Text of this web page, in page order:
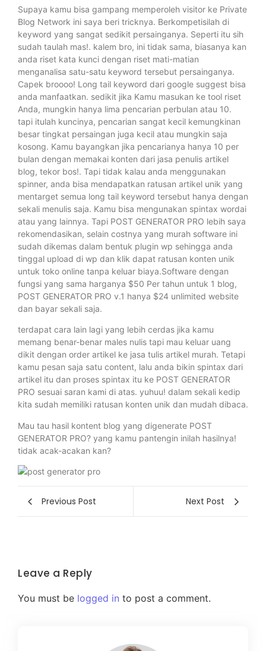
Supaya kamu bisa gampang memperoleh visitor ke Private
Blog Network ini saya beri tricknya. Berkompetisilah di
keyword yang sangat sedikit persainganya. Seperti itu sih
sudah taulah mas!. kalem bro, ini tidak sama, biasanya kan
anda riset kata kunci dengan riset mati-matian
menganalisa satu-satu keyword tersebut persainganya.
Capek broooo! Long tail keyword dari google suggest bisa
anda manfaatkan. sedikit jika Kamu masukan ke tool riset
Anda, mungkin hanya lima pencarian perbulan atau 10.
tapi itulah kuncinya, pencarian sangat kecil kemungkinan
besar tingkat persaingan juga kecil atau mungkin saja
kosong. Kamu bayangkan jika pencarianya hanya 10 per
bulan dengan memakai konten dari jasa penulis artikel
blog, tekor bos!. Tapi tidak kalau anda menggunakan
spinner, anda bisa mendapatkan ratusan artikel unik yang
mentarget semua long tail keyword tersebut hanya dengan
sekali menulis saja. Kamu bisa mengunakan spintax wordai
atau yang lainnya. Tapi POST GENERATOR PRO lebih saya
rekomendasikan, selain costnya yang murah software ini
sudah dikemas dalam bentuk plugin wp sehingga anda
tinggal upload di wp dan klik dapat ratusan konten unik
untuk toko online tanpa keluar biaya.Software dengan
fungsi yang sama harganya $50 Per tahun untuk 1 blog,
POST GENERATOR PRO v.1 hanya $24 unlimited website
dan bayar sekali saja.
terdapat cara lain lagi yang lebih cerdas jika kamu
memang benar-benar males nulis tapi mau keluar uang
dikit dengan order artikel ke jasa tulis artikel murah. Tetapi
kamu pesan saja satu content, lalu anda bikin spintax dari
artikel itu dan proses spintax itu ke POST GENERATOR
PRO sesuai saran kami di atas. yuhuu! dalam sekali kedip
kita sudah memiliki ratusan konten unik dan mudah dibaca.
Mau tau hasil kontent blog yang digenerate POST
GENERATOR PRO? yang kamu pantengin inilah hasilnya!
tidak acak-acakan kan?
Previous Post Next Post
Leave a Reply
You must be logged in to post a comment.